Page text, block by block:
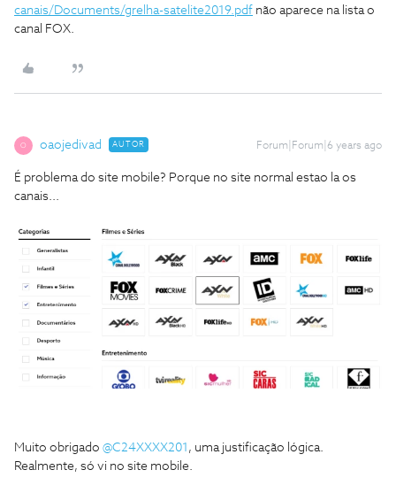
canais/Documents/grelha-satelite2019.pdf não aparece na lista o
canal FOX.
O oaojedivad AUTOR Forum|Forum|6 years ago
É problema do site mobile? Porque no site normal estao la os
canais...
Muito obrigado @C24XXXX201 , uma justificação lógica.
Realmente, só vi no site mobile.